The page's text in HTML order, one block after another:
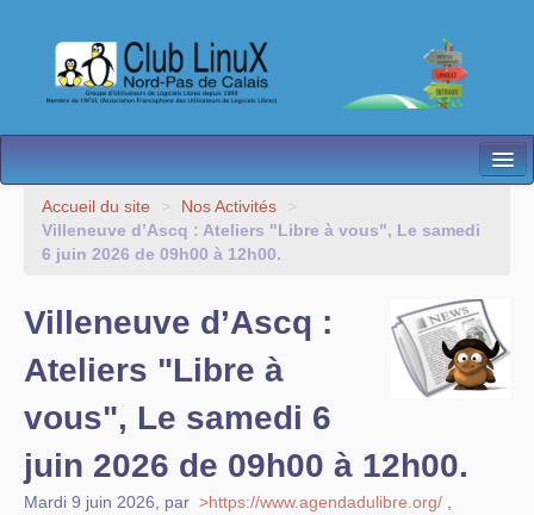
L’Association
Nos Activités
Espace membres
Accueil du site > Nos Activités
>
Villeneuve d’Ascq : Ateliers "Libre à vous", Le samedi
6 juin 2026 de 09h00 à 12h00.
Villeneuve d’Ascq :
Ateliers "Libre à
vous", Le samedi 6
juin 2026 de 09h00 à 12h00.
Mardi 9 juin 2026 par >https://www.agendadulibre.org/